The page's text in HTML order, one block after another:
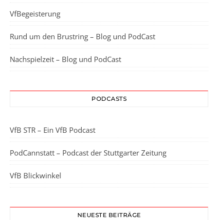
VfBegeisterung
Rund um den Brustring – Blog und PodCast
Nachspielzeit – Blog und PodCast
PODCASTS
VfB STR – Ein VfB Podcast
PodCannstatt – Podcast der Stuttgarter Zeitung
VfB Blickwinkel
NEUESTE BEITRÄGE